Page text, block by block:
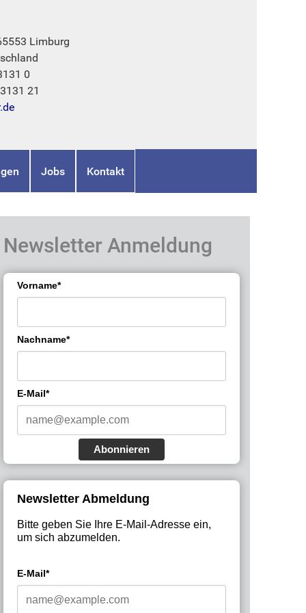
Limburg
0
21
Jobs Kontakt
Newsletter Anmeldung
Vorname*
Nachname*
E-Mail*
Abonnieren
Newsletter Abmeldung
Bitte geben Sie Ihre E-Mail-Adresse ein,
um sich abzumelden.
E-Mail*